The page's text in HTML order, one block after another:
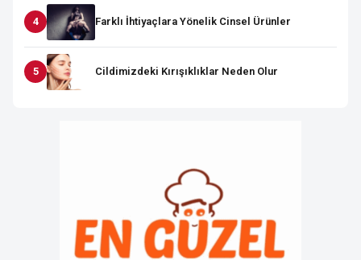
Farklı İhtiyaçlara Yönelik Cinsel Ürünler
Cildimizdeki Kırışıklıklar Neden Olur